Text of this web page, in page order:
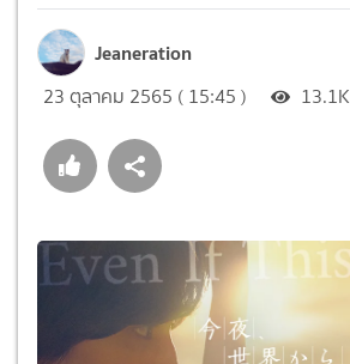
Jeaneration
23 ตุลาคม 2565 ( 15:45 ) 13.1K